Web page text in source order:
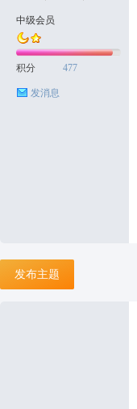
中级会员
积分 477
发消息
发布主题